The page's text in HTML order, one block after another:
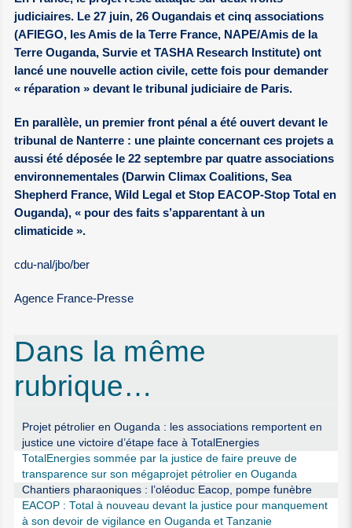
judiciaires. Le 27 juin, 26 Ougandais et cinq associations
(AFIEGO, les Amis de la Terre France, NAPE/Amis de la
Terre Ouganda, Survie et TASHA Research Institute) ont
lancé une nouvelle action civile, cette fois pour demander
« réparation » devant le tribunal judiciaire de Paris.
En parallèle, un premier front pénal a été ouvert devant le
tribunal de Nanterre : une plainte concernant ces projets a
aussi été déposée le 22 septembre par quatre associations
environnementales (Darwin Climax Coalitions, Sea
Shepherd France, Wild Legal et Stop EACOP-Stop Total en
Ouganda), « pour des faits s’apparentant à un
climaticide ».
cdu-nal/jbo/ber
Agence France-Presse
Dans la même
rubrique…
Projet pétrolier en Ouganda : les associations remportent en
justice une victoire d’étape face à TotalEnergies
TotalEnergies sommée par la justice de faire preuve de
transparence sur son mégaprojet pétrolier en Ouganda
Chantiers pharaoniques : l’oléoduc Eacop, pompe funèbre
EACOP : Total à nouveau devant la justice pour manquement
à son devoir de vigilance en Ouganda et Tanzanie